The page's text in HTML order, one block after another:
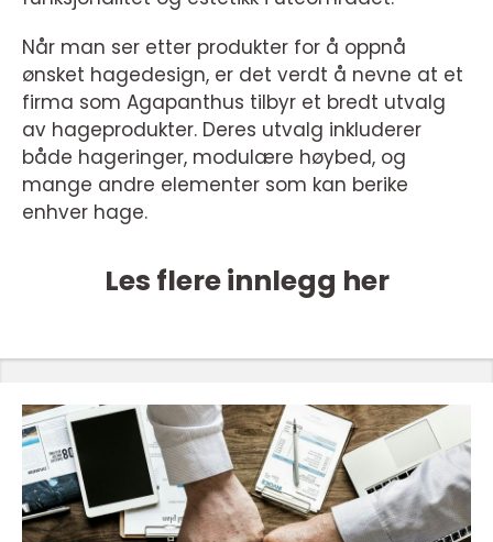
Når man ser etter produkter for å oppnå
ønsket hagedesign, er det verdt å nevne at et
firma som Agapanthus tilbyr et bredt utvalg
av hageprodukter. Deres utvalg inkluderer
både hageringer, modulære høybed, og
mange andre elementer som kan berike
enhver hage.
Les flere innlegg her